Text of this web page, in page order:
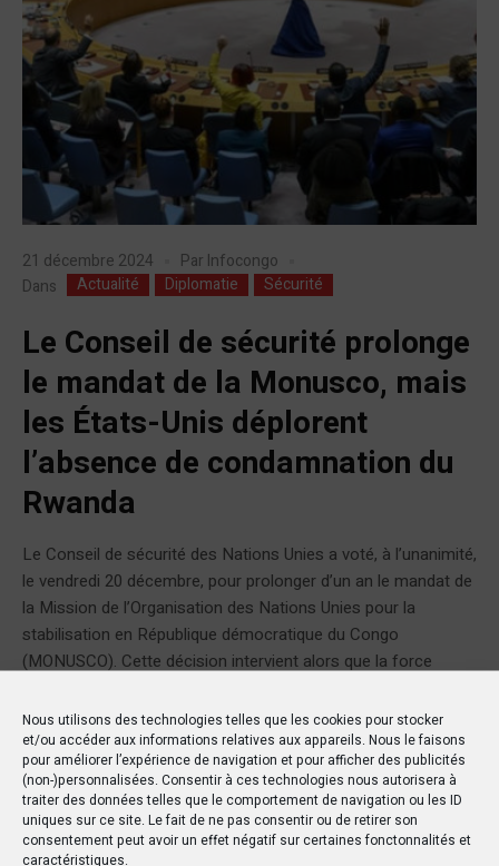
Nous utilisons des technologies telles que les cookies pour stocker
et/ou accéder aux informations relatives aux appareils. Nous le faisons
pour améliorer l’expérience de navigation et pour afficher des publicités
(non-)personnalisées. Consentir à ces technologies nous autorisera à
traiter des données telles que le comportement de navigation ou les ID
uniques sur ce site. Le fait de ne pas consentir ou de retirer son
consentement peut avoir un effet négatif sur certaines fonctonnalités et
caractéristiques.
21 décembre 2024 Par Infocongo
Dans
Actualité Diplomatie Sécurité
Le Conseil de sécurité prolonge
le mandat de la Monusco, mais
les États-Unis déplorent
l’absence de condamnation du
Rwanda
Le Conseil de sécurité des Nations Unies a voté, à l’unanimité,
le vendredi 20 décembre, pour prolonger d’un an le mandat de
la Mission de l’Organisation des Nations Unies pour la
stabilisation en République démocratique du Congo
(MONUSCO). Cette décision intervient alors que la force
du...
ARTICLE